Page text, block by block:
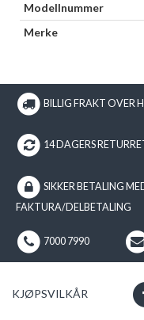
Modellnummer
Merke
BILLIG FRAKT OVER
14 DAGERS
SIKKER BETALING
FAKTURA/DELBETALING
7000 7990
KJØPSVILKÅR